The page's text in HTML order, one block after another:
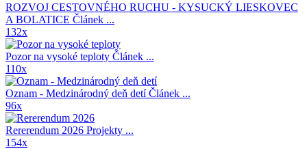
ROZVOJ CESTOVNÉHO RUCHU - KYSUCKÝ LIESKOVEC
A BOLATICE Článek ...
132x
Pozor na vysoké teploty Článek ...
110x
Oznam - Medzinárodný deň detíČlánek ...
96x
Rererendum 2026 Projekty ...
154x